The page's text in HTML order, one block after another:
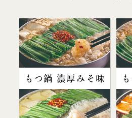
もつ鍋 濃厚みそ味